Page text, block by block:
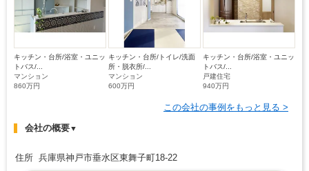
キッチン・台所/浴室・ユニッ
トバス/...
マンション
860万円
キッチン・台所/トイレ/洗面
所・脱衣所/...
マンション
600万円
キッチン・台所/浴室・ユニッ
トバス/...
戸建住宅
940万円
この会社の事例をもっと見る >
会社の概要▼
住所 兵庫県神戸市垂水区東舞子町18-22